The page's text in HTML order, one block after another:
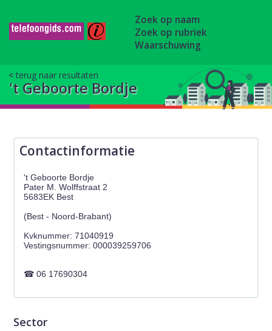
Zoek op naam
Zoek op rubriek
Waarschuwing
terug naar resultaten
't Geboorte Bordje
Contactinformatie
't Geboorte Bordje
Pater M. Wolffstraat 2
5683EK Best
(Best - Noord-Brabant)
Kvknummer: 71040919
06 17690304
Sector